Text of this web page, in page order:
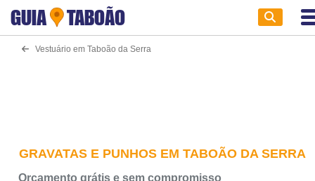
GUIA TABOÃO
Vestuário em Taboão da Serra
GRAVATAS E PUNHOS EM TABOÃO DA SERRA
Orçamento grátis e sem compromisso